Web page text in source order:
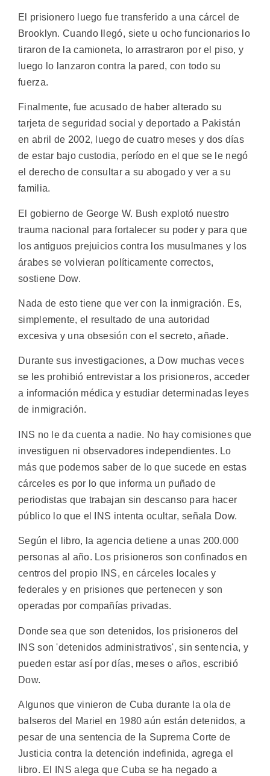
El prisionero luego fue transferido a una cárcel de
Brooklyn. Cuando llegó, siete u ocho funcionarios lo
tiraron de la camioneta, lo arrastraron por el piso, y
luego lo lanzaron contra la pared, con todo su
fuerza.
Finalmente, fue acusado de haber alterado su
tarjeta de seguridad social y deportado a Pakistán
en abril de 2002, luego de cuatro meses y dos días
de estar bajo custodia, período en el que se le negó
el derecho de consultar a su abogado y ver a su
familia.
El gobierno de George W. Bush explotó nuestro
trauma nacional para fortalecer su poder y para que
los antiguos prejuicios contra los musulmanes y los
árabes se volvieran políticamente correctos,
sostiene Dow.
Nada de esto tiene que ver con la inmigración. Es,
simplemente, el resultado de una autoridad
excesiva y una obsesión con el secreto, añade.
Durante sus investigaciones, a Dow muchas veces
se les prohibió entrevistar a los prisioneros, acceder
a información médica y estudiar determinadas leyes
de inmigración.
INS no le da cuenta a nadie. No hay comisiones que
investiguen ni observadores independientes. Lo
más que podemos saber de lo que sucede en estas
cárceles es por lo que informa un puñado de
periodistas que trabajan sin descanso para hacer
público lo que el INS intenta ocultar, señala Dow.
Según el libro, la agencia detiene a unas 200.000
personas al año. Los prisioneros son confinados en
centros del propio INS, en cárceles locales y
federales y en prisiones que pertenecen y son
operadas por compañías privadas.
Donde sea que son detenidos, los prisioneros del
INS son 'detenidos administrativos', sin sentencia, y
pueden estar así por días, meses o años, escribió
Dow.
Algunos que vinieron de Cuba durante la ola de
balseros del Mariel en 1980 aún están detenidos, a
pesar de una sentencia de la Suprema Corte de
Justicia contra la detención indefinida, agrega el
libro. El INS alega que Cuba se ha negado a